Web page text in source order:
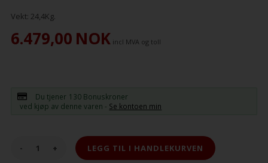
Vekt: 24,4Kg.
6.479,00 NOK incl MVA og toll
Du tjener 130 Bonuskroner
ved kjøp av denne varen - Se kontoen min
- +